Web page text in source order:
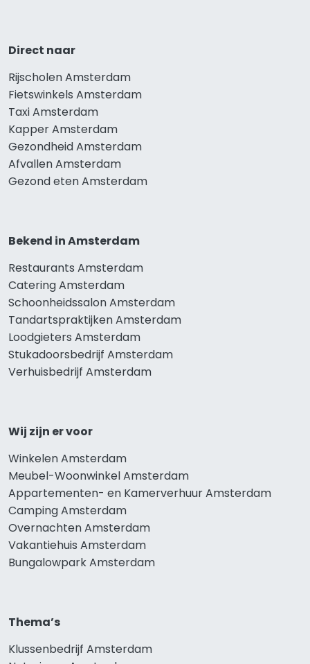
Direct naar
Rijscholen Amsterdam
Fietswinkels Amsterdam
Taxi Amsterdam
Kapper Amsterdam
Gezondheid Amsterdam
Afvallen Amsterdam
Gezond eten Amsterdam
Bekend in Amsterdam
Restaurants Amsterdam
Catering Amsterdam
Schoonheidssalon Amsterdam
Tandartspraktijken Amsterdam
Loodgieters Amsterdam
Stukadoorsbedrijf Amsterdam
Verhuisbedrijf Amsterdam
Wij zijn er voor
Winkelen Amsterdam
Meubel-Woonwinkel Amsterdam
Appartementen- en Kamerverhuur Amsterdam
Camping Amsterdam
Overnachten Amsterdam
Vakantiehuis Amsterdam
Bungalowpark Amsterdam
Thema’s
Klussenbedrijf Amsterdam